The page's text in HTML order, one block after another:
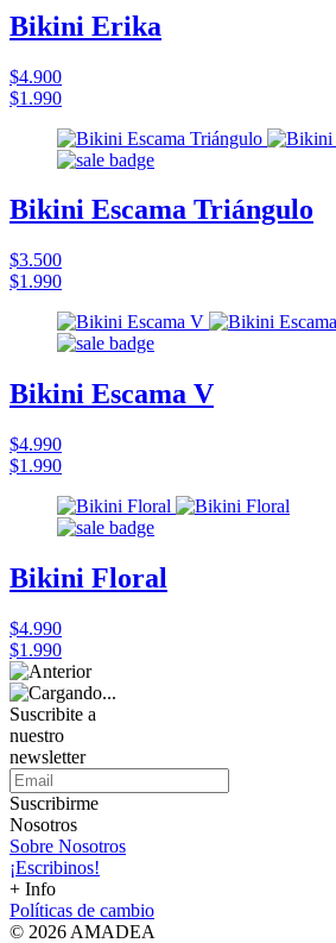
Bikini Erika
$4.900
$1.990
Bikini Escama Triángulo
$3.500
$1.990
Bikini Escama V
$4.990
$1.990
Bikini Floral
$4.990
$1.990
Suscribite a
nuestro
newsletter
Suscribirme
Nosotros
Sobre Nosotros
¡Escribinos!
+ Info
Políticas de cambio
© 2026 AMADEA